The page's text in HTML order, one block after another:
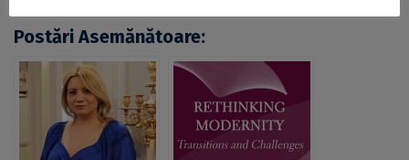
Postări Asemănătoare: